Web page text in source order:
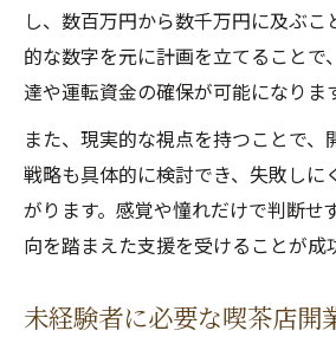
し、数百万円から数千万円に及ぶこ
的な数字を元に計画を立てることで
達や運転資金の確保が可能になりま
また、現実的な視点を持つことで、
戦略も具体的に検討でき、失敗しに
がります。感覚や憧れだけで判断せ
向を踏まえた支援を受けることが成
未経験者に必要な喫茶店開